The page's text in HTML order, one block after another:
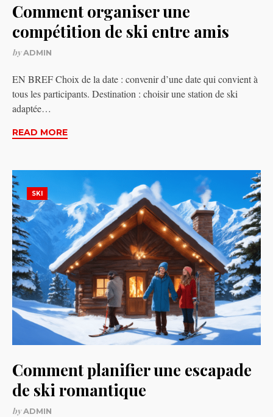
Comment organiser une
compétition de ski entre amis
byADMIN
EN BREF Choix de la date : convenir d’une date qui convient à
tous les participants. Destination : choisir une station de ski
adaptée…
READ MORE
SKI
Comment planifier une escapade
de ski romantique
byADMIN